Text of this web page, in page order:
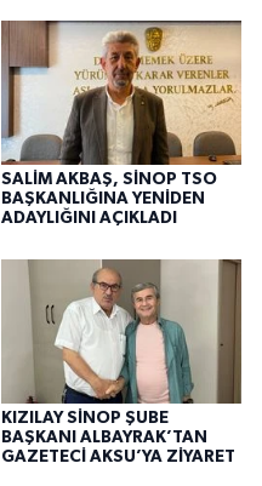
SALİM AKBAŞ, SİNOP TSO
BAŞKANLIĞINA YENİDEN
ADAYLIĞINI AÇIKLADI
KIZILAY SİNOP ŞUBE
BAŞKANI ALBAYRAK’TAN
GAZETECİ AKSU’YA ZİYARET